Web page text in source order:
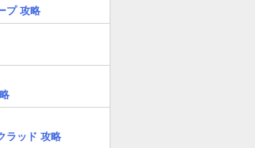
プ 攻略
ラッド 攻略